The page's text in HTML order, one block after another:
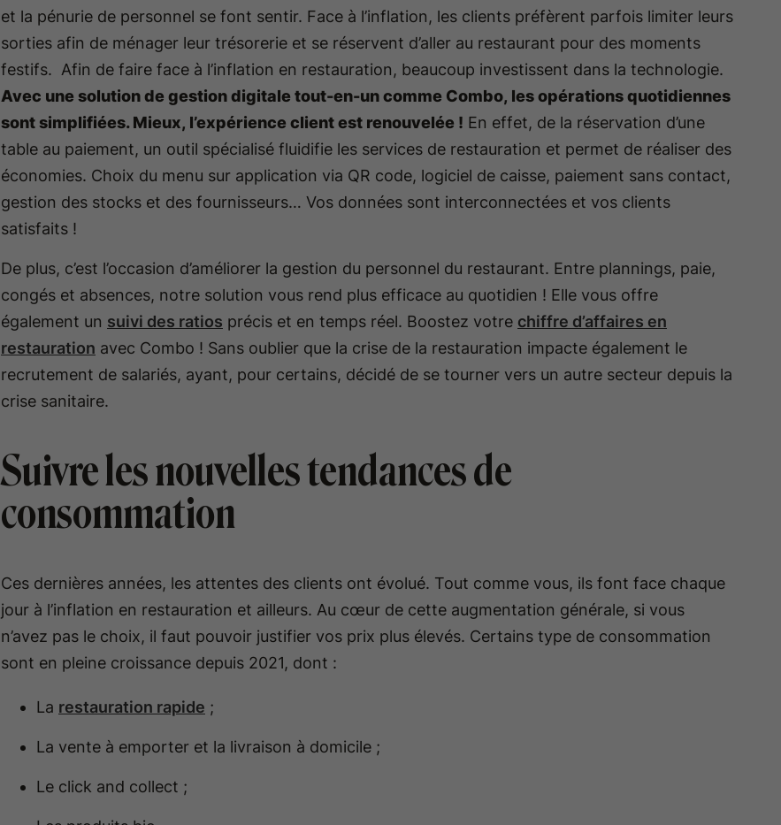
et la pénurie de personnel se font sentir. Face à l’inflation, les clients préfèrent parfois limiter leurs
sorties afin de ménager leur trésorerie et se réservent d’aller au restaurant pour des moments
festifs. Afin de faire face à l’inflation en restauration, beaucoup investissent dans la technologie.
Avec une solution de gestion digitale tout-en-un comme Combo, les opérations quotidiennes
sont simplifiées. Mieux, l’expérience client est renouvelée ! En effet, de la réservation d’une
table au paiement, un outil spécialisé fluidifie les services de restauration et permet de réaliser des
économies. Choix du menu sur application via QR code, logiciel de caisse, paiement sans contact,
gestion des stocks et des fournisseurs… Vos données sont interconnectées et vos clients
satisfaits !
De plus, c’est l’occasion d’améliorer la gestion du personnel du restaurant. Entre plannings, paie,
congés et absences, notre solution vous rend plus efficace au quotidien ! Elle vous offre
également un suivi des ratios précis et en temps réel. Boostez votre chiffre d’affaires en
restauration avec Combo ! Sans oublier que la crise de la restauration impacte également le
recrutement de salariés, ayant, pour certains, décidé de se tourner vers un autre secteur depuis la
crise sanitaire.
Suivre les nouvelles tendances de
consommation
Ces dernières années, les attentes des clients ont évolué. Tout comme vous, ils font face chaque
jour à l’inflation en restauration et ailleurs. Au cœur de cette augmentation générale, si vous
n’avez pas le choix, il faut pouvoir justifier vos prix plus élevés. Certains type de consommation
sont en pleine croissance depuis 2021, dont :
La restauration rapide ;
La vente à emporter et la livraison à domicile ;
Le click and collect ;